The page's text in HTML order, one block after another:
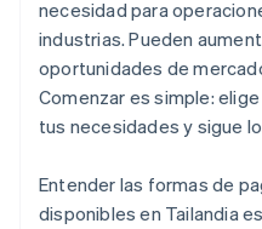
necesidad para
industrias. Pueden
oportunidades de
Comenzar es simple:
tus necesidades y sigue
Entender las formas de
disponibles en Tailandia